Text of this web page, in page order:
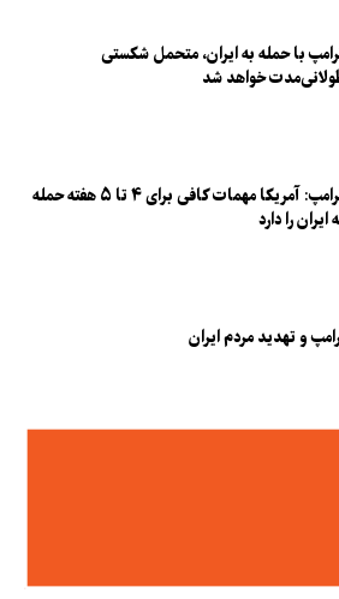
با حمله به ایران، متحمل شکستی
خواهد شد
ترامپ: آمریکا مهمات کافی برای ۴ تا ۵ هفته حمله
ایران را دارد
و تهدید مردم ایران